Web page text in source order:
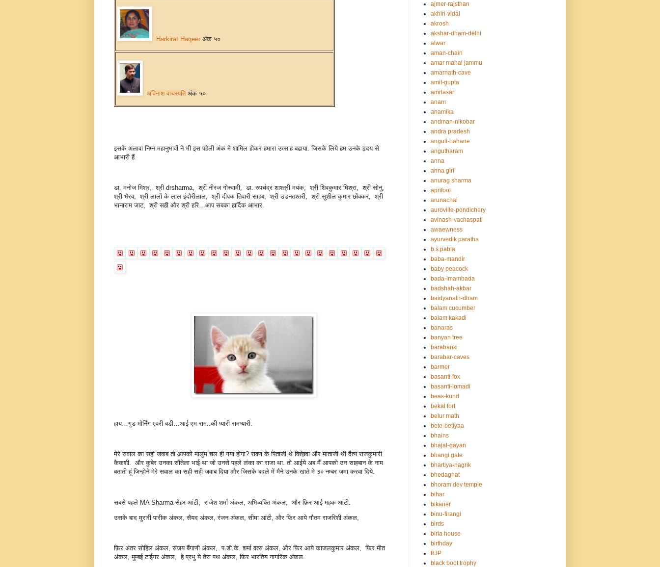
Harkirat Haqeer अंक ५०
अविनाश वाचस्पतिअंक ५०
इसके अलावा निम्न महानुभावों ने भी इस पहेली अंक मे शामिल होकर हमारा उत्साह बढाया. जिसके लिये हम उनके हृदय से
आभारी हैं
डा. मनोज मिश्र, श्री drsharma, श्री नीरज गोस्वामी, डा. रुपचंद्र शाश्त्री मयंक, श्री शिवकुमार मिश्रा, श्री सोनु,
श्री भैरव, श्री लालों के लाल इंदौरीलाल, श्री दीपक तिवारी साहब, श्री उडनतश्तरी, श्री सुशील कुमार छोंक्कर, श्री
भानाराम जाट, श्री सही और श्री हरि…आप सबका हार्दिक आभार.
हाय…गुड मोर्निंग एवरी बडी…आई एम राम..की प्यारी रामप्यारी.
मेरे सवाल का सही जवाब तो आपको मालुंम चल ही गया होगा? रावण के पिताजी थे विशेश्र्वा और माताजी थी दैत्य राजकुमारी
कैकशी. और कुबेर उनका सौतेला भाई था जो उनसे पहले लंका का राजा था. तो आईये अब मैं आपको उन साहबान के नाम
बताती हूं जिन्होने मेरे सवाल का सही सही जवाब दिया और जिसके बदले में मैने उनके खाते मे ३० नम्बर जमा करवा दिये.
सबसे पहले MA Sharma सेहर आंटी, राजेश शर्मा अंकल, अभिव्यक्ति अंकल, और फ़िर आई महक आंटी.
उसके बाद मुरारी पारीक अंकल, सैयद अंकल, रंजन अंकल, सीमा आंटी, और फ़िर आये गौतम राजरिशी अंकल,
फ़िर अंतर सोहिल अंकल, संजय बैंगाणी अंकल, प.डी.के. शर्मा वत्स अंकल, और फ़िर आये काजलकुमार अंकल, फ़िर मीत
अंकल, मुम्बई टाईगर अंकल, हे प्रभु ये तेरा पथ अंकल, फ़िर भारतिय नागरिक अंकल.
ajmer-rajsthan
akhiri-vidai
akrosh
akshar-dham-delhi
alwar
aman-chain
amar mahal jammu
amarnath-cave
amit-gupta
amrtasar
anam
anamika
andman-nikobar
andra pradesh
anguli-bahane
angutharam
anna
anna giri
anurag sharma
aprifool
arunachal
auroville-pondichery
avinash-vachaspati
awaewness
ayurvedik paratha
b.s.pabla
baba-mandir
baby peacock
bada-imambada
badshah-akbar
baidyanath-dham
balam cucumber
balam kakadi
banaras
banyan tree
barabanki
barabar-caves
barmer
basanti-fox
basanti-lomadi
beas-kund
bekal fort
belur math
bete-betiyaa
bhains
bhajal-gayan
bhangi gate
bhartiya-nagrik
bhedaghat
bhoram dev temple
bihar
bikaner
binu-firangi
birds
birla house
birthday
BJP
black boot trophy